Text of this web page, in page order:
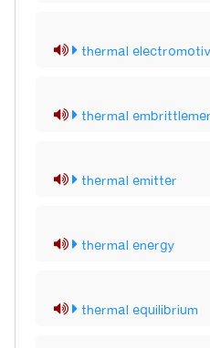
thermal
thermal
thermal emitter
thermal energy
thermal equilibrium